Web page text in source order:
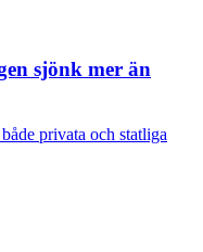
sjönk mer än
privata och statliga